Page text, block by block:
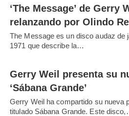
‘The Message’ de Gerry
relanzando por Olindo
The Message es un disco audaz de
1971 que describe la…
Gerry Weil presenta su
‘Sábana Grande’
Gerry Weil ha compartido su nueva
titulado Sábana Grande. Este